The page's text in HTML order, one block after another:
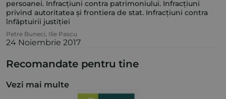
persoanei. Infracțiuni contra patrimoniului. Infracțiuni
privind autoritatea și frontiera de stat. Infracțiuni contra
înfăptuirii justiției
Petre Buneci, Ilie Pascu
24 Noiembrie 2017
Recomandate pentru tine
Vezi mai multe